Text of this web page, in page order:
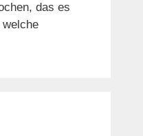
das es